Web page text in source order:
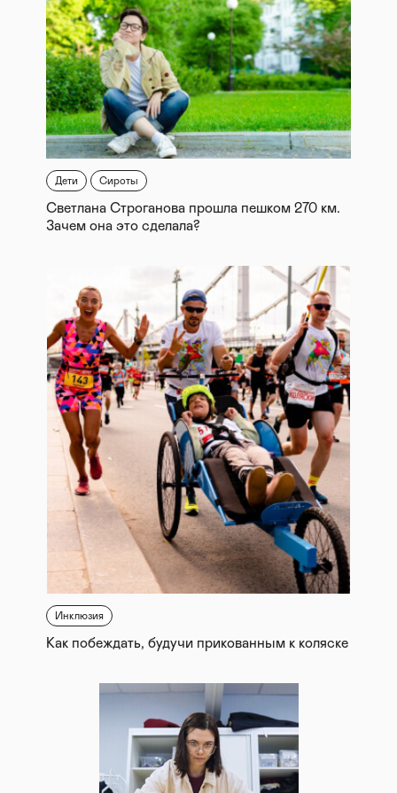
Дети Сироты
Светлана Строганова прошла пешком 270 км.
Зачем она это сделала?
Инклюзия
Как побеждать, будучи прикованным к коляске